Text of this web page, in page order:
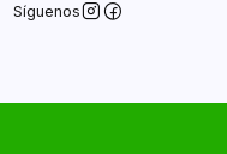
Síguenos